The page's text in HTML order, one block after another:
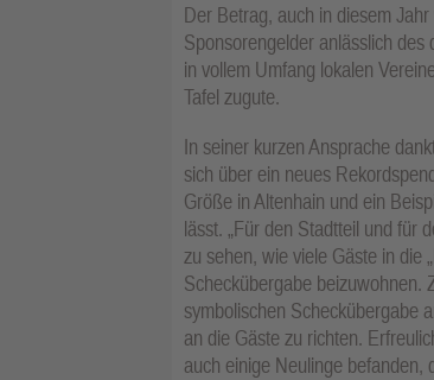
Der Betrag, auch in diesem
Sponsorengelder anlässlich
in vollem Umfang lokalen
Tafel zugute.
In seiner kurzen Ansprache
sich über ein neues
Größe in Altenhain und ein
lässt. „Für den Stadtteil und für
zu sehen, wie viele Gäste in die
Scheckübergabe beizuwohnen.
symbolischen Scheckübergabe
an die Gäste zu richten.
auch einige Neulinge befanden,